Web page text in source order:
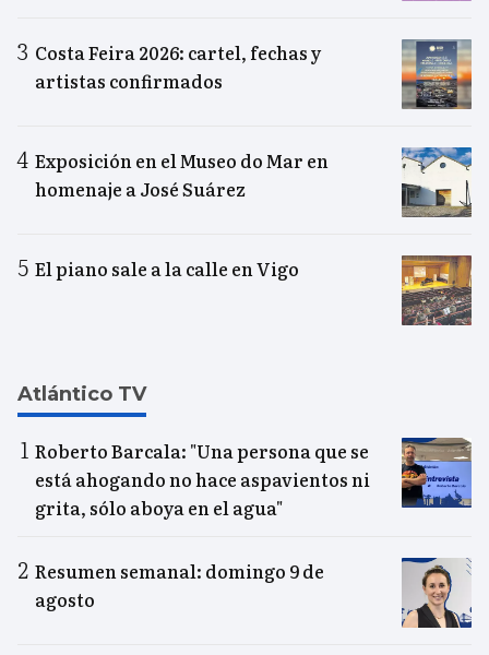
Costa Feira 2026: cartel, fechas y
artistas confirmados
Exposición en el Museo do Mar en
homenaje a José Suárez
El piano sale a la calle en Vigo
Atlántico TV
Roberto Barcala: "Una persona que se
está ahogando no hace aspavientos ni
grita, sólo aboya en el agua"
Resumen semanal: domingo 9 de
agosto